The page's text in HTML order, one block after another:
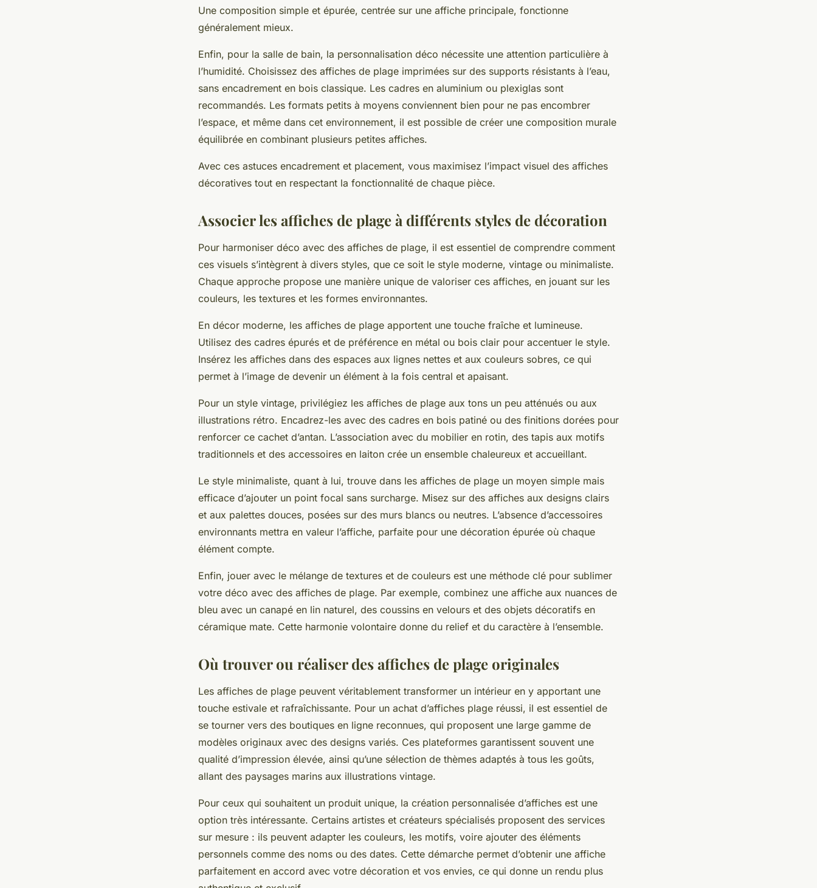
Une composition simple et épurée, centrée sur une affiche principale, fonctionne
généralement mieux.
Enfin, pour la salle de bain, la personnalisation déco nécessite une attention particulière à
l’humidité. Choisissez des affiches de plage imprimées sur des supports résistants à l’eau,
sans encadrement en bois classique. Les cadres en aluminium ou plexiglas sont
recommandés. Les formats petits à moyens conviennent bien pour ne pas encombrer
l’espace, et même dans cet environnement, il est possible de créer une composition murale
équilibrée en combinant plusieurs petites affiches.
Avec ces astuces encadrement et placement, vous maximisez l’impact visuel des affiches
décoratives tout en respectant la fonctionnalité de chaque pièce.
Associer les affiches de plage à différents styles de décoration
Pour harmoniser déco avec des affiches de plage, il est essentiel de comprendre comment
ces visuels s’intègrent à divers styles, que ce soit le style moderne, vintage ou minimaliste.
Chaque approche propose une manière unique de valoriser ces affiches, en jouant sur les
couleurs, les textures et les formes environnantes.
En décor moderne, les affiches de plage apportent une touche fraîche et lumineuse.
Utilisez des cadres épurés et de préférence en métal ou bois clair pour accentuer le style.
Insérez les affiches dans des espaces aux lignes nettes et aux couleurs sobres, ce qui
permet à l’image de devenir un élément à la fois central et apaisant.
Pour un style vintage, privilégiez les affiches de plage aux tons un peu atténués ou aux
illustrations rétro. Encadrez-les avec des cadres en bois patiné ou des finitions dorées pour
renforcer ce cachet d’antan. L’association avec du mobilier en rotin, des tapis aux motifs
traditionnels et des accessoires en laiton crée un ensemble chaleureux et accueillant.
Le style minimaliste, quant à lui, trouve dans les affiches de plage un moyen simple mais
efficace d’ajouter un point focal sans surcharge. Misez sur des affiches aux designs clairs
et aux palettes douces, posées sur des murs blancs ou neutres. L’absence d’accessoires
environnants mettra en valeur l’affiche, parfaite pour une décoration épurée où chaque
élément compte.
Enfin, jouer avec le mélange de textures et de couleurs est une méthode clé pour sublimer
votre déco avec des affiches de plage. Par exemple, combinez une affiche aux nuances de
bleu avec un canapé en lin naturel, des coussins en velours et des objets décoratifs en
céramique mate. Cette harmonie volontaire donne du relief et du caractère à l’ensemble.
Où trouver ou réaliser des affiches de plage originales
Les affiches de plage peuvent véritablement transformer un intérieur en y apportant une
touche estivale et rafraîchissante. Pour un achat d’affiches plage réussi, il est essentiel de
se tourner vers des boutiques en ligne reconnues, qui proposent une large gamme de
modèles originaux avec des designs variés. Ces plateformes garantissent souvent une
qualité d’impression élevée, ainsi qu’une sélection de thèmes adaptés à tous les goûts,
allant des paysages marins aux illustrations vintage.
Pour ceux qui souhaitent un produit unique, la création personnalisée d’affiches est une
option très intéressante. Certains artistes et créateurs spécialisés proposent des services
sur mesure : ils peuvent adapter les couleurs, les motifs, voire ajouter des éléments
personnels comme des noms ou des dates. Cette démarche permet d’obtenir une affiche
parfaitement en accord avec votre décoration et vos envies, ce qui donne un rendu plus